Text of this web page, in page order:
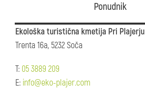
Ponudnik
Ekološka turistična kmetija Pri Plajerju
Trenta 16a, 5232 Soča
T: 05 3889 209
E: info@eko-plajer.com